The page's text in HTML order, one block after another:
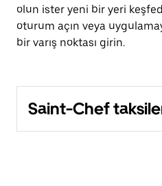
olun ister yeni bir yeri
oturum açın veya
bir varış noktası girin.
Saint-Chef